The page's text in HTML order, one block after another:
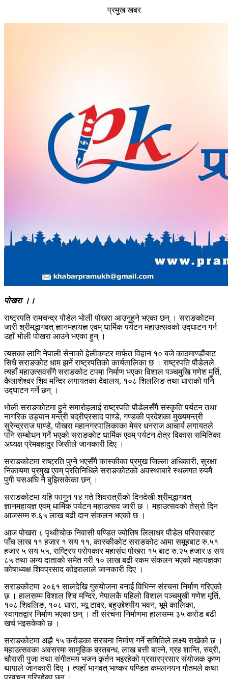
प्रमुख खबर
पोखरा ।।
राष्ट्रपति रामचन्द्र पौडेल भोली पोखरा आउनुहुने भएका छन् । सराङकोटमा
जारी श्रीमद्भागवत् ज्ञानमहायज्ञ एवम् धार्मिक पर्यटन महाउत्सवको उद्घाटन गर्न
उहाँ भोली पोखरा आउने भएका हुन् ।
त्यसका लागि नेपाली सेनाको हेलीकप्टर मार्फत विहान १० बजे काठमाण्डौंबाट
सिधै सराङकोट धाम झर्ने राष्ट्रपतिको कार्यतालिका छ । राष्ट्रपति पौडेलले
त्यहाँ महाउत्सवसँगै सराङकोट टपमा निर्माण भएका विशाल पञ्चमुखि गणेश मुर्ति,
कैलाशेश्वर शिव मन्दिर लगायतका देवालय, १०८ शिललिङ तथा धाराको पनि
उद्घाटन गर्ने छन् ।
भोली सराङकोटमा हुने समारोहलाई राष्ट्रपति पौडेलसँगै संस्कृति पर्यटन तथा
नागरिक उड्यान मन्त्री बद्रीप्रसाद पाण्डे, गण्डकी प्रदेशका मुख्यमन्त्री
सुरेन्द्रराज पाण्डे, पोखरा महानगरपालिकाका मेयर धनराज आचार्य लगायतले
पनि सम्बोधन गर्ने भएको सराङकोट धार्मिक एवम् पर्यटन क्षेत्र विकास समितिका
अध्यक्ष प्रेमबहादुर जिसीले जानकारी दिए ।
सराङकोटमा राष्ट्रति पुग्ने भएसँगै कास्कीका प्रमुख जिल्ला अधिकारी, सुरक्षा
निकायमा प्रमुख एवम् प्रतिनिधिले सराङकोटको अवस्थाबारे स्थलगत रुपमै
पुगी यसअघि नै बुझिसकेका छन् ।
सराङकोटमा यहि फागुन १४ गते शिवरात्रीको दिनदेखी श्रीमद्भागवत्
ज्ञानमहायज्ञ एवम् धार्मिक पर्यटन महाउत्सव जारी छ । महाउत्सवको तेस्रो दिन
आजसम्म रु.६५ लाख बढी दान संकलन भएको छ ।
आज पोखरा ८ पृथ्वीचोक निवासी पण्डित ज्योतिष लिलाधर पौडेल परिवारबाट
पाँच लाख ११ हजार १ सय ११, कास्कीकोट सराङकोट आमा समूहबाट रु.५१
हजार ५ सय ५५, राष्ट्रिय परोपकार महासंघ पोखरा १५ बाट रु.२५ हजार ७ सय
८५ तथा अन्य दाताको समेत गरी १० लाख बढी रकम संकलन भएको महायज्ञका
कोषाध्यक्ष शिवप्रसाद कोइरालाले जानकारी दिए ।
सराङकोटमा २०६१ सालदेखि गुरुयोजना बनाई विभिन्न संरचना निर्माण गरिएको
छ । हालसम्म विशाल शिव मन्दिर, नेपालकै पहिलो विशाल पञ्चमुखी गणेश मूर्ति,
१०८ शिवलिङ, १०८ धारा, भ्यू टावर, बहुउद्देश्यीय भवन, भूमे कालिका,
स्वागतद्वार निर्माण भएका छन् । ती संरचना निर्माणमा हालसम्म ३५ करोड बढी
खर्च भइसकेको छ ।
सराङकोटमा अझै १५ करोडका संरचना निर्माण गर्ने समितिले लक्ष्य राखेको छ ।
महाउत्सवका अवसरमा सामुहिक ब्रतबन्ध, लाख बत्ती बाल्ने, ग्रह शान्ति, रुद्री,
चौरासी पुजा तथा संगीतमय भजन कृर्तन भइरहेको प्रसारप्रसार संयोजक कृष्ण
थापाले जानकारी दिए । त्यहाँ भागवत् भाष्कर पण्डित कमलनयन गौतमले कथा
प्रवचन गरिरहेका छन् ।